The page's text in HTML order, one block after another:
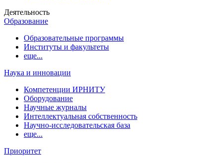
Деятельность
Образование
Образовательные программы
Институты и факультеты
еще...
Наука и инновации
Компетенции ИРНИТУ
Оборудование
Научные журналы
Интеллектуальная собственность
Научно-исследовательская база
еще...
Приоритет